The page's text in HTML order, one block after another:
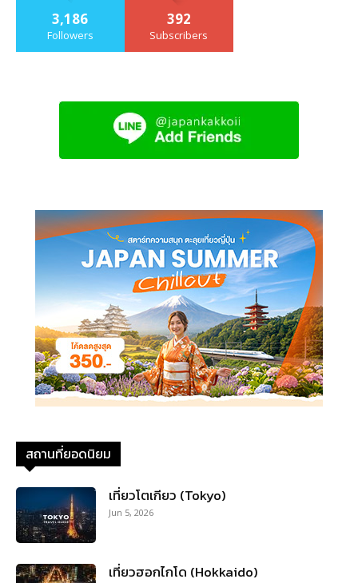
3,186
Followers
392
Subscribers
สถานที่ยอดนิยม
เที่ยวโตเกียว (Tokyo)
Jun 5, 2026
เที่ยวฮอกไกโด (Hokkaido)